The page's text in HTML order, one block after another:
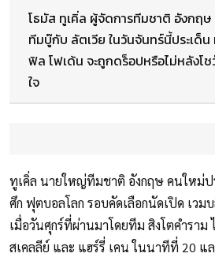
โธมัส ทูเคิ่ล ผู้จัดการทีมชาติ อังกฤ
ทีมบู๊กับ ลัตเวีย ในวันจันทร์นี้ประเด็
ฟิล โฟเด้น จะถูกดร็อปหรือไม่หลังโ
ใจ
ทูเคิ่ล นายใหญ่ทีมชาติ อังกฤษ คนใหม่ป
ศึก ฟุตบอลโลก รอบคัดเลือกนัดเปิด เวม
เมื่อวันศุกร์ที่ผ่านมาโดยทีม สิงโตคำราม
สเคลลีย์ และ แฮร์รี่ เคน ในนาทีที่ 20 แ